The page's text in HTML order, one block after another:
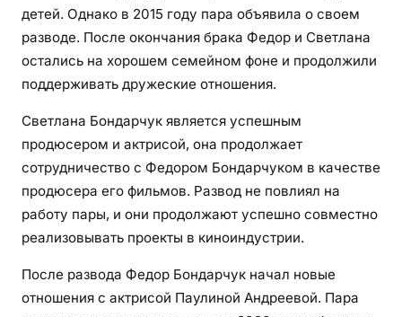
детей. Однако в 2015 году пара объявила о своем
разводе. После окончания брака Федор и Светлана
остались на хорошем семейном фоне и продолжили
поддерживать дружеские отношения.
Светлана Бондарчук является успешным
продюсером и актрисой, она продолжает
сотрудничество с Федором Бондарчуком в качестве
продюсера его фильмов. Развод не повлиял на
работу пары, и они продолжают успешно совместно
реализовывать проекты в киноиндустрии.
После развода Федор Бондарчук начал новые
отношения с актрисой Паулиной Андреевой. Пара